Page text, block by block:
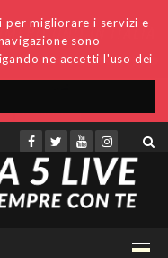
migliorare i servizi e
sono
ne accetti l'uso dei
Redazione